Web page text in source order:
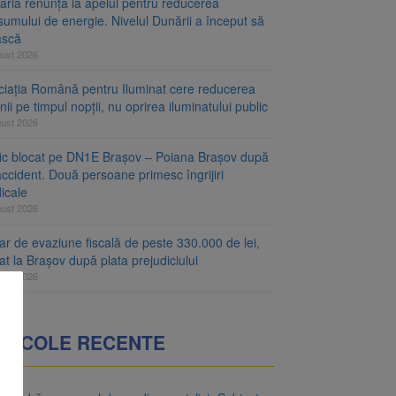
de energie. Nivelul Dunării a început să
2026
Română pentru Iluminat cere reducerea
pe timpul nopții, nu oprirea iluminatului public
2026
blocat pe DN1E Brașov – Poiana Brașov după
Două persoane primesc îngrijiri
2026
de evaziune fiscală de peste 330.000 de lei,
la Brașov după plata prejudiciului
2026
RECENTE